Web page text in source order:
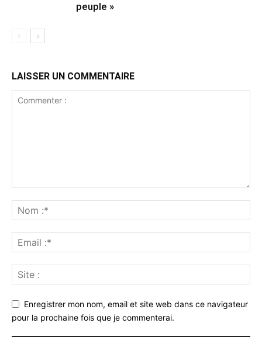
peuple »
LAISSER UN COMMENTAIRE
Enregistrer mon nom, email et site web dans ce navigateur
pour la prochaine fois que je commenterai.